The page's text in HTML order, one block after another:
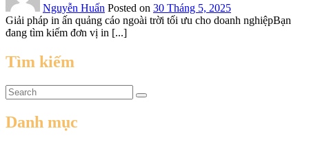
Nguyễn Huấn Posted on 30 Tháng 5, 2025
Giải pháp in ấn quảng cáo ngoài trời tối ưu cho doanh nghiệpBạn
đang tìm kiếm đơn vị in [...]
Tìm kiếm
Danh mục